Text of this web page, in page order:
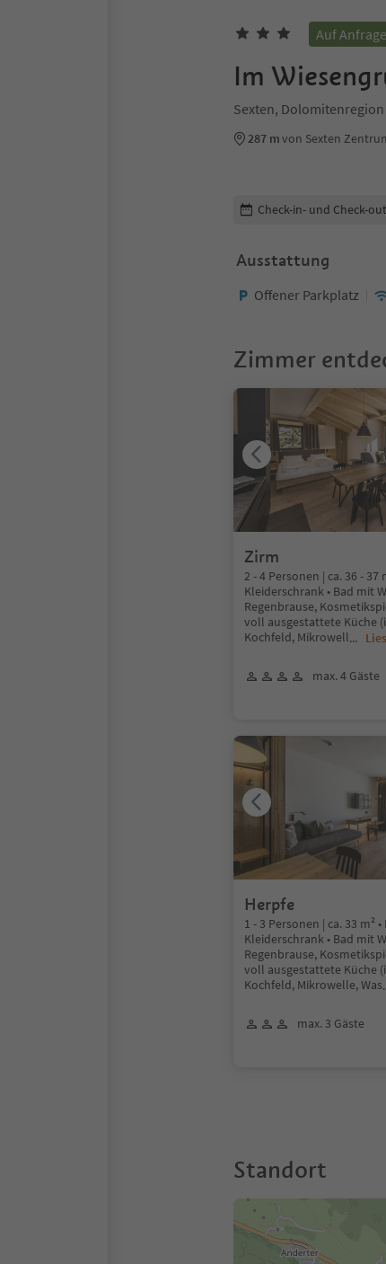
Auf Anfrage
Im
Sexten,
287 mvon Sexten
Buchungsdetails
Check-in- und Check-
Ausstattung
Offener Parkplatz
Zimmer
Zirm
2 - 4 Personen | ca. 36 -
Kleiderschrank • Bad mit
Regenbrause,
voll ausgestattete Küche
Kochfeld, Mikrowell...
max. 4 Gäste
Herpfe
1 - 3 Personen | ca. 33 m²
Kleiderschrank • Bad mit
Regenbrause,
voll ausgestattete Küche
Kochfeld, Mikrowelle, Was
max. 3 Gäste
Standort